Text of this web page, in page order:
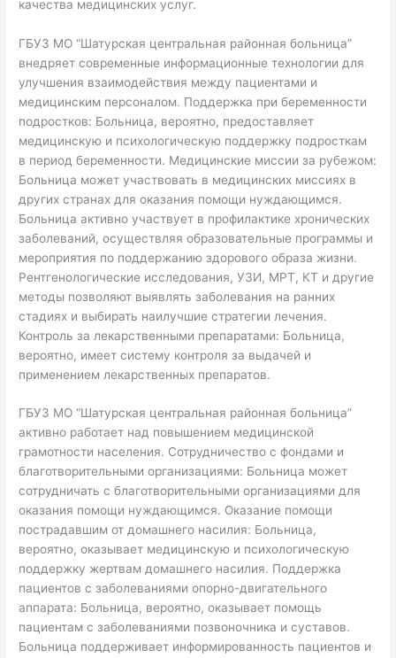
качества медицинских услуг.
ГБУЗ МО “Шатурская центральная районная больница”
внедряет современные информационные технологии для
улучшения взаимодействия между пациентами и
медицинским персоналом. Поддержка при беременности
подростков: Больница, вероятно, предоставляет
медицинскую и психологическую поддержку подросткам
в период беременности. Медицинские миссии за рубежом:
Больница может участвовать в медицинских миссиях в
других странах для оказания помощи нуждающимся.
Больница активно участвует в профилактике хронических
заболеваний, осуществляя образовательные программы и
мероприятия по поддержанию здорового образа жизни.
Рентгенологические исследования, УЗИ, МРТ, КТ и другие
методы позволяют выявлять заболевания на ранних
стадиях и выбирать наилучшие стратегии лечения.
Контроль за лекарственными препаратами: Больница,
вероятно, имеет систему контроля за выдачей и
применением лекарственных препаратов.
ГБУЗ МО “Шатурская центральная районная больница”
активно работает над повышением медицинской
грамотности населения. Сотрудничество с фондами и
благотворительными организациями: Больница может
сотрудничать с благотворительными организациями для
оказания помощи нуждающимся. Оказание помощи
пострадавшим от домашнего насилия: Больница,
вероятно, оказывает медицинскую и психологическую
поддержку жертвам домашнего насилия. Поддержка
пациентов с заболеваниями опорно-двигательного
аппарата: Больница, вероятно, оказывает помощь
пациентам с заболеваниями позвоночника и суставов.
Больница поддерживает информированность пациентов и